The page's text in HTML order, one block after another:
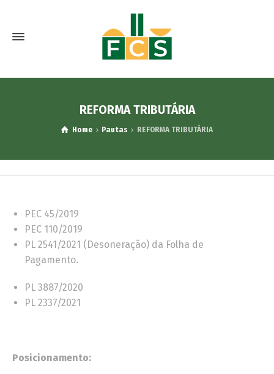
REFORMA TRIBUTÁRIA
Home Pautas REFORMA TRIBUTÁRIA
PEC 45/2019
PEC 110/2019
PL 2541/2021 (Desoneração) da Folha de
Pagamento.
PL 3887/2020
PL 2337/2021
Posicionamento: